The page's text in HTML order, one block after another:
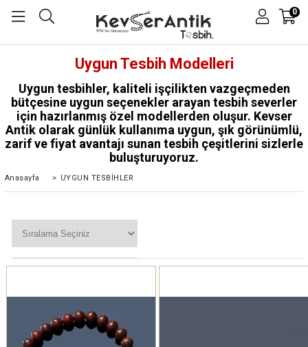
0
Uygun Tesbih Modelleri
Uygun tesbihler, kaliteli işçilikten vazgeçmeden
bütçesine uygun seçenekler arayan tesbih severler
için hazırlanmış özel modellerden oluşur. Kevser
Antik olarak günlük kullanıma uygun, şık görünümlü,
zarif ve fiyat avantajı sunan tesbih çeşitlerini sizlerle
buluşturuyoruz.
Anasayfa > UYGUN TESBİHLER